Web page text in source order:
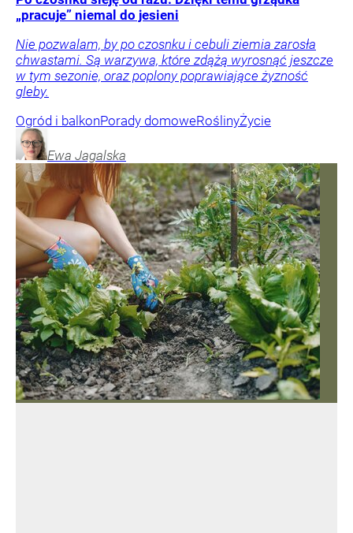
„pracuje” niemal do jesieni
Nie pozwalam, by po czosnku i cebuli ziemia zarosła
chwastami. Są warzywa, które zdążą wyrosnąć jeszcze
w tym sezonie, oraz poplony poprawiające żyzność
gleby.
Ogród i balkonPorady domoweRoślinyŻycie
Ewa Jagalska